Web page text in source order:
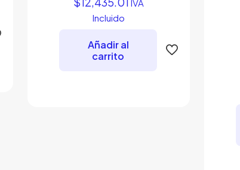
IVA
Incluido
Añadir al
carrito